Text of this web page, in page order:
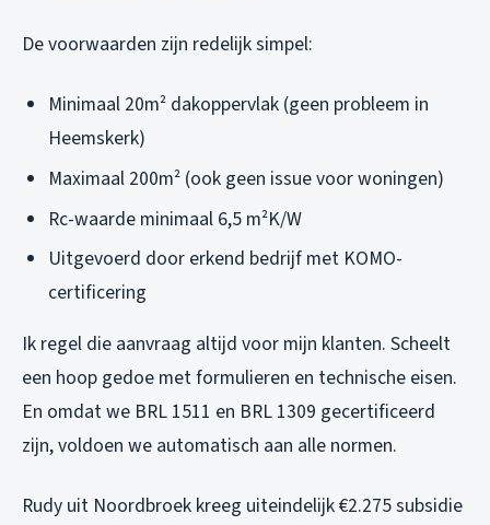
De voorwaarden zijn redelijk simpel:
Minimaal 20m² dakoppervlak (geen probleem in
Heemskerk)
Maximaal 200m² (ook geen issue voor woningen)
Rc-waarde minimaal 6,5 m²K/W
Uitgevoerd door erkend bedrijf met KOMO-
certificering
Ik regel die aanvraag altijd voor mijn klanten. Scheelt
een hoop gedoe met formulieren en technische eisen.
En omdat we BRL 1511 en BRL 1309 gecertificeerd
zijn, voldoen we automatisch aan alle normen.
Rudy uit Noordbroek kreeg uiteindelijk €2.275 subsidie